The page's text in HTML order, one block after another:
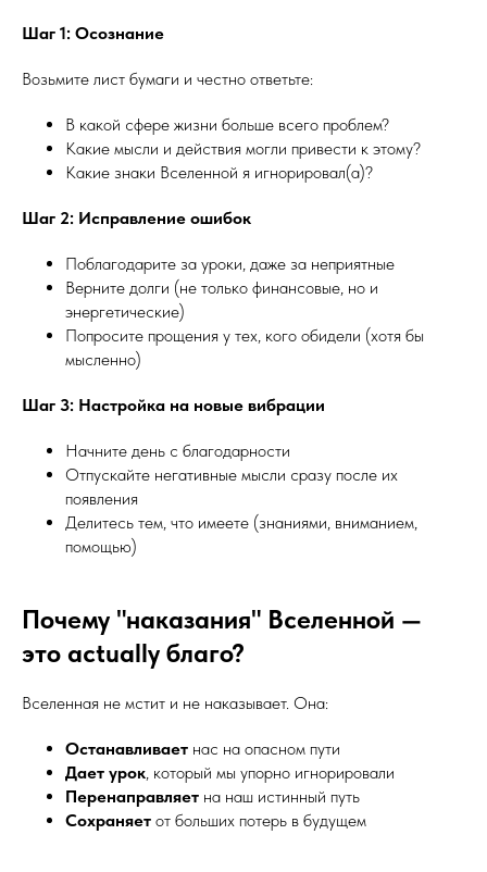
Шаг 1: Осознание
Возьмите лист бумаги и честно ответьте:
В какой сфере жизни больше всего проблем?
Какие мысли и действия могли привести к этому?
Какие знаки Вселенной я игнорировал(а)?
Шаг 2: Исправление ошибок
Поблагодарите за уроки, даже за неприятные
Верните долги (не только финансовые, но и
энергетические)
Попросите прощения у тех, кого обидели (хотя бы
мысленно)
Шаг 3: Настройка на новые вибрации
Начните день с благодарности
Отпускайте негативные мысли сразу после их
появления
Делитесь тем, что имеете (знаниями, вниманием,
помощью)
Почему "наказания" Вселенной —
это actually благо?
Вселенная не мстит и не наказывает. Она:
Останавливает нас на опасном пути
Дает урок , который мы упорно игнорировали
Перенаправляет на наш истинный путь
Сохраняет от больших потерь в будущем